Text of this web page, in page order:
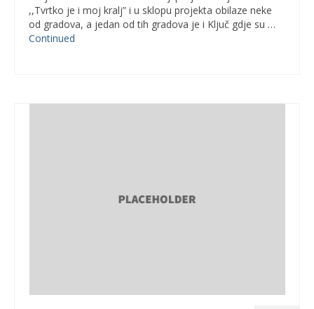
,,Tvrtko je i moj kralj” i u sklopu projekta obilaze neke
od gradova, a jedan od tih gradova je i Ključ gdje su …
Continued